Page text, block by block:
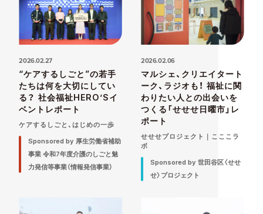
2026.02.27
“ケアするしごと”の若手
たちは何を大切にしてい
る？ 社会福祉HERO’Sイ
ベントレポート
ケアするしごと、はじめの一歩
Sponsored by 厚生労働省補助
事業 令和7年度介護のしごと魅
力発信等事業（情報発信事業）
2026.02.06
マルシェ、クリエイタート
ーク、ラジオも！ 福祉に関
わりたい人との出会いを
つくる「せせせ日曜市」レ
ポート
せせせプロジェクト｜こここラ
ボ
Sponsored by 世田谷区〈せせ
せ〉プロジェクト